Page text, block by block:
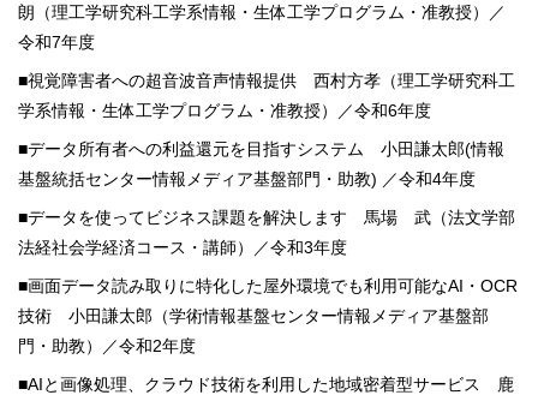
朗（理工学研究科工学系情報・生体工学プログラム・准教授）／
令和7年度
■視覚障害者への超音波音声情報提供 西村方孝（理工学研究科工
学系情報・生体工学プログラム・准教授）／令和6年度
■データ所有者への利益還元を目指すシステム 小田謙太郎(情報
基盤統括センター情報メディア基盤部門・助教) ／令和4年度
■データを使ってビジネス課題を解決します 馬場 武（法文学部
法経社会学経済コース・講師）／令和3年度
■画面データ読み取りに特化した屋外環境でも利用可能なAI・OCR
技術 小田謙太郎（学術情報基盤センター情報メディア基盤部
門・助教）／令和2年度
■AIと画像処理、クラウド技術を利用した地域密着型サービス 鹿